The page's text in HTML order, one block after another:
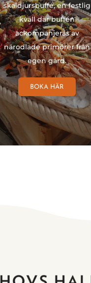
skaldjursbuffé, enfestlig
kväll där buffén
ackompanjeras av
närodlade primörer från
egen gård.
BOKA HÄR